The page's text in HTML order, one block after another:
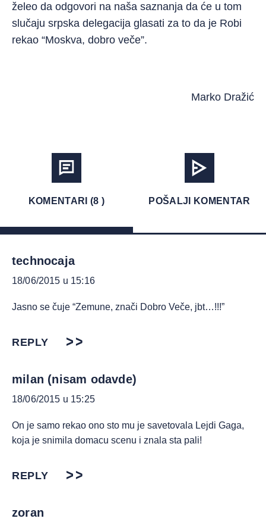
želeo da odgovori na naša saznanja da će u tom
slučaju srpska delegacija glasati za to da je Robi
rekao “Moskva, dobro veče”.
Marko Dražić
KOMENTARI (8 ) POŠALJI KOMENTAR
technocaja
18/06/2015 u 15:16
Jasno se čuje “Zemune, znači Dobro Veče, jbt…!!!”
REPLY
milan (nisam odavde)
18/06/2015 u 15:25
On je samo rekao ono sto mu je savetovala Lejdi Gaga,
koja je snimila domacu scenu i znala sta pali!
REPLY
zoran